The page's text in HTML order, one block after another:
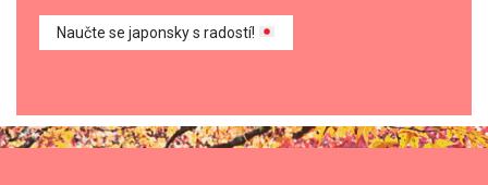
Naučte se japonsky s radostí!